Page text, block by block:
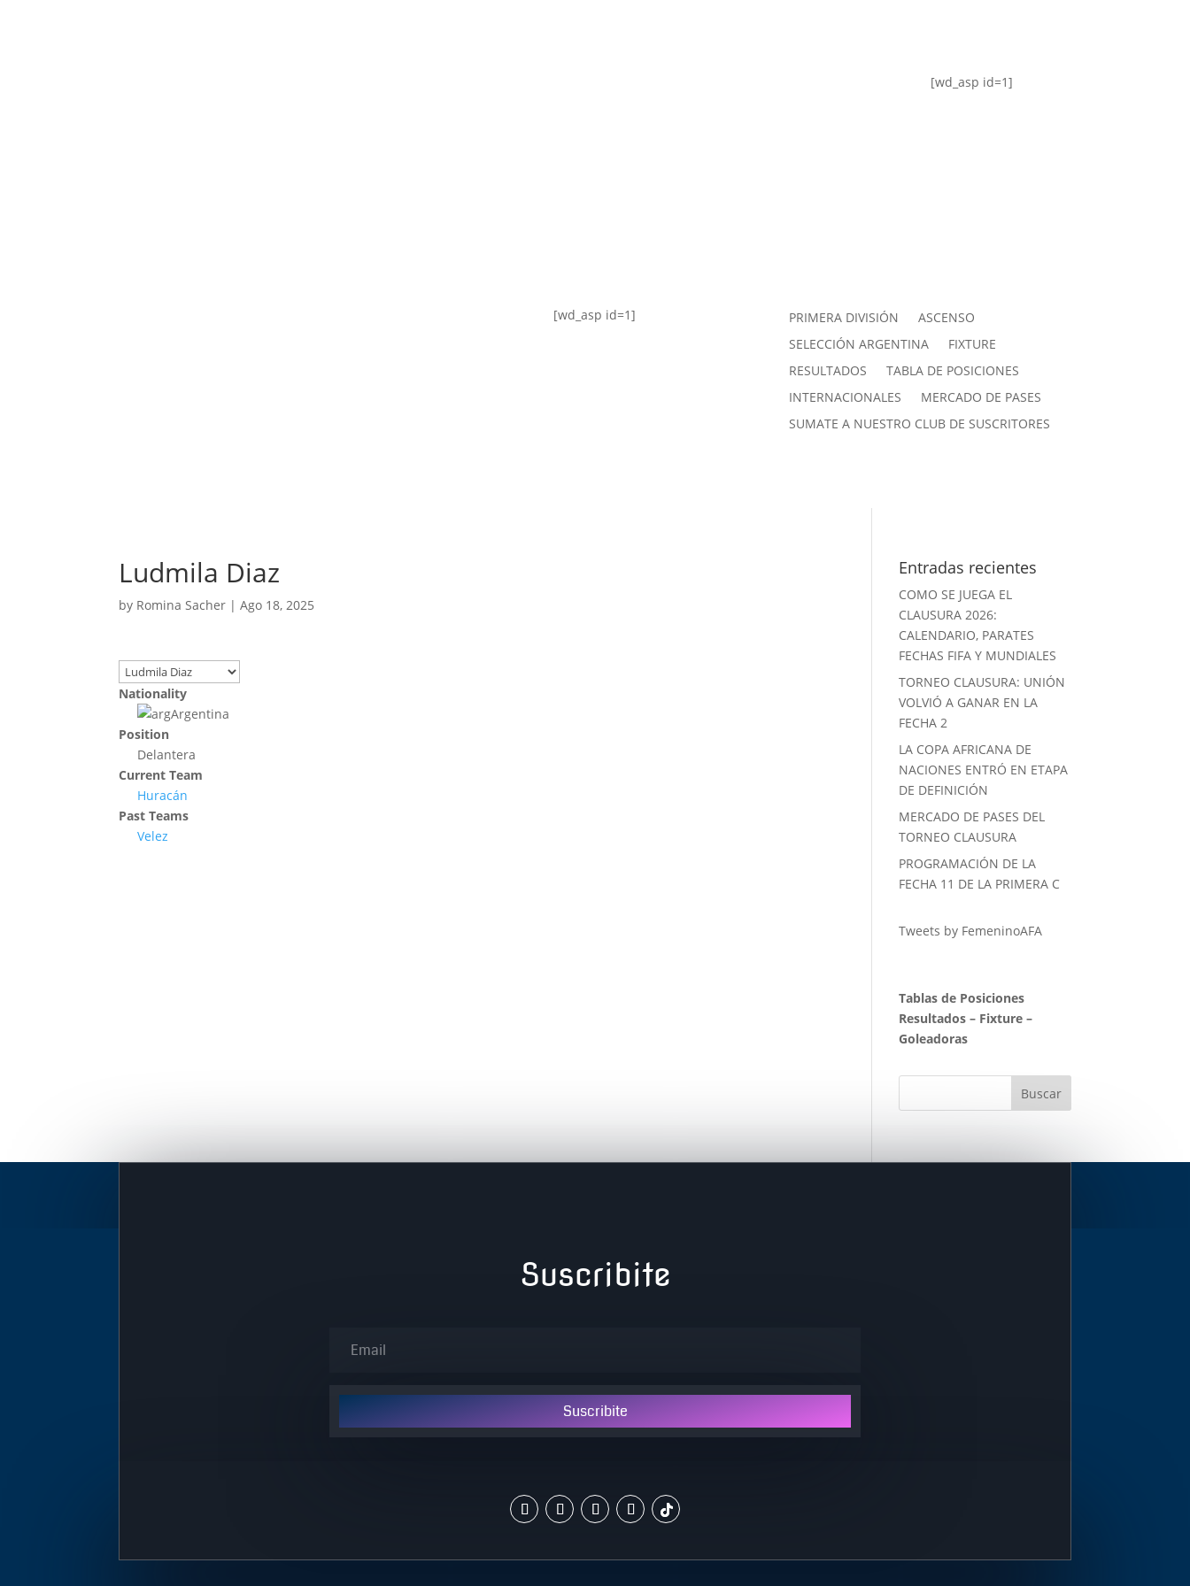
[wd_asp id=1]
[wd_asp id=1] PRIMERA DIVISIÓN
ASCENSO
SELECCIÓN ARGENTINA
FIXTURE
RESULTADOS
TABLA DE POSICIONES
INTERNACIONALES
MERCADO DE PASES
SUMATE A NUESTRO CLUB DE SUSCRITORES
Ludmila Diaz
by Romina Sacher |Ago 18, 2025
Nationality
Argentina
Position
Delantera
Current Team
Huracán
Past Teams
Velez
Entradas recientes
COMO SE JUEGA EL
CLAUSURA 2026:
CALENDARIO, PARATES
FECHAS FIFA Y MUNDIALES
TORNEO CLAUSURA: UNIÓN
VOLVIÓ A GANAR EN LA
FECHA 2
LA COPA AFRICANA DE
NACIONES ENTRÓ EN ETAPA
DE DEFINICIÓN
MERCADO DE PASES DEL
TORNEO CLAUSURA
PROGRAMACIÓN DE LA
FECHA 11 DE LA PRIMERA C
Tweets by FemeninoAFA
Tablas de Posiciones
Resultados – Fixture –
Goleadoras
Suscribite
Suscribite